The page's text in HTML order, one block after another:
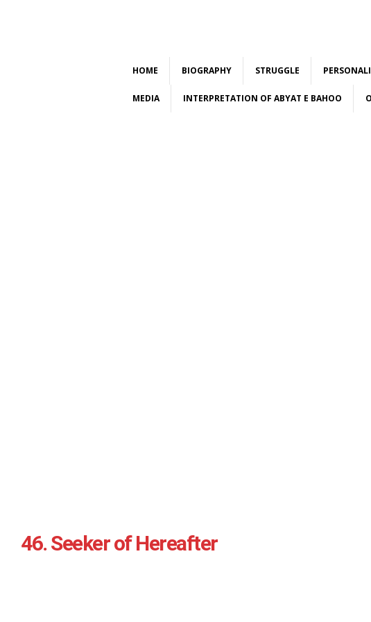
HOME BIOGRAPHY STRUGGLE
MEDIA INTERPRETATION OF ABYAT E BAHOO
46. Seeker of Hereafter